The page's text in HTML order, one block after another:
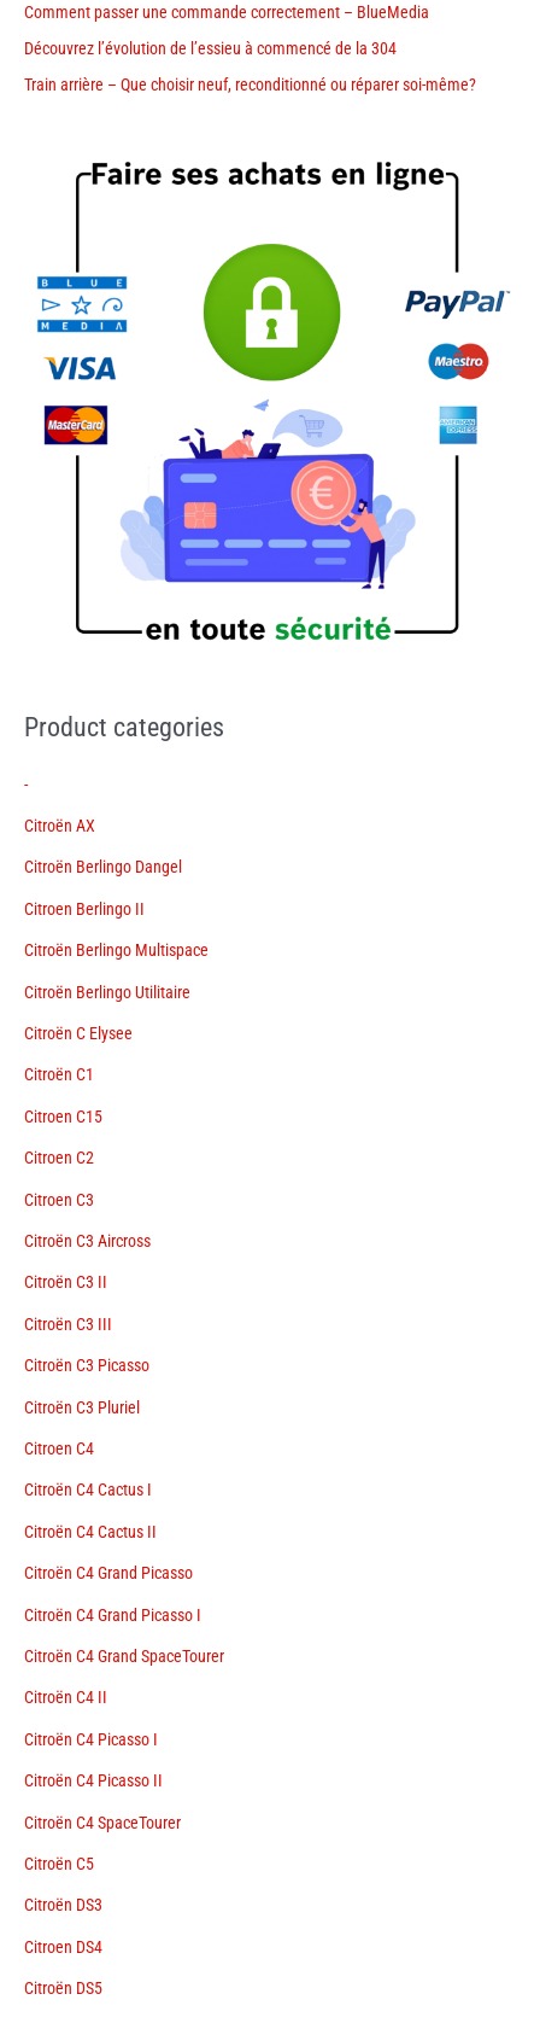
Comment passer une commande correctement – BlueMedia
Découvrez l’évolution de l’essieu à commencé de la 304
Train arrière – Que choisir neuf, reconditionné ou réparer soi-même?
Product categories
-
Citroën AX
Citroën Berlingo Dangel
Citroen Berlingo II
Citroën Berlingo Multispace
Citroën Berlingo Utilitaire
Citroën C Elysee
Citroën C1
Citroen C15
Citroen C2
Citroen C3
Citroën C3 Aircross
Citroën C3 II
Citroën C3 III
Citroën C3 Picasso
Citroën C3 Pluriel
Citroen C4
Citroën C4 Cactus I
Citroën C4 Cactus II
Citroën C4 Grand Picasso
Citroën C4 Grand Picasso I
Citroën C4 Grand SpaceTourer
Citroën C4 II
Citroën C4 Picasso I
Citroën C4 Picasso II
Citroën C4 SpaceTourer
Citroën C5
Citroën DS3
Citroen DS4
Citroën DS5